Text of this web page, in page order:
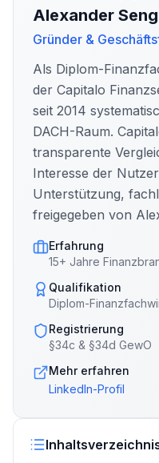
Alexander
Gründer &
Als Diplom-
der Capitalo
seit 2014
DACH-Raum.
transparente
Interesse der
Unterstützung,
freigegeben von
Erfahrung
15+ Jahre
Qualifikation
Diplom-
Registrierung
§34c & §34d GewO
Mehr erfahren
LinkedIn-Profil